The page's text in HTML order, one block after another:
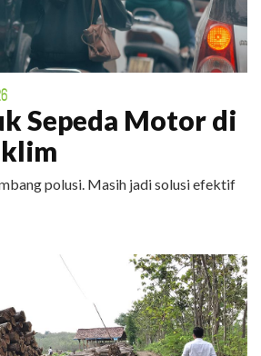
Sepeda Motor di
polusi. Masih jadi solusi efektif